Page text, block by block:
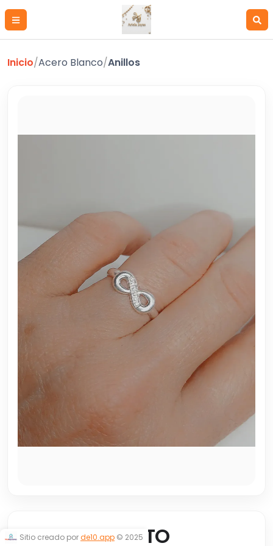
Inicio/Acero Blanco/Anillos
ANILLO INFINITO
Sitio creado porde10.app © 2025